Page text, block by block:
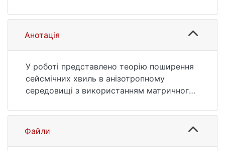
https://ir.library.knu.ua/handle/15071834/208
національного університету імені Тараса
Шевченка. Геологія. 2013. Vol. 4, no. 63. P.
38—44. URL:
78 (date of access: 25.07.2026).
Анотація
У роботі представлено теорію поширення
сейсмічних хвиль в анізотропному
середовищі з використанням матричного
визначення механізмів вогнищ місцевих
землетрусів. Такі задачі є надзвичайно
Файли